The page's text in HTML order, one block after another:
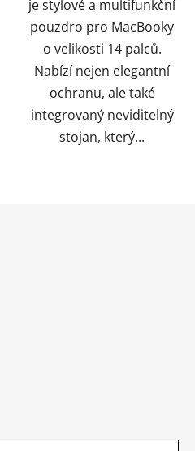
je stylové a multifunkční
pouzdro pro MacBooky
o velikosti 14 palců.
Nabízí nejen elegantní
ochranu, ale také
integrovaný neviditelný
stojan, který...